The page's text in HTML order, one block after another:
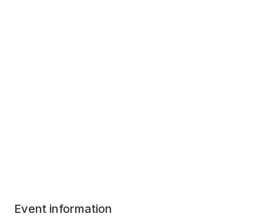
Event information